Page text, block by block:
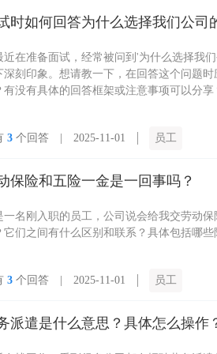
时如何回答为什么选择我们公司
近在准备面试，经常被问到'为什么选择我
深刻印象。想请教一下，在回答这个问题
有没有具体的回答框架或注意事项可以分享
3 个回答 | 2025-11-01 员工
保险和五险一金是一回事吗？
一名刚入职的员工，公司说会给我交劳动
它们之间有什么区别和联系？具体包括哪
3 个回答 | 2025-11-01 员工
派遣是什么意思？具体怎么操作